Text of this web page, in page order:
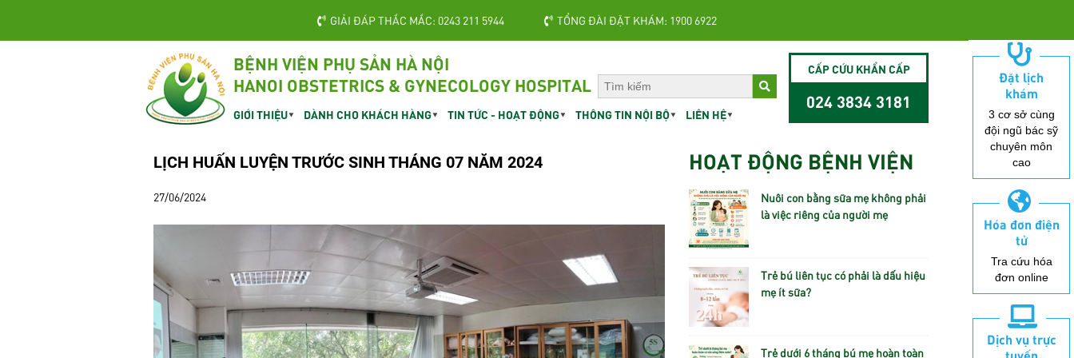
GIẢI ĐÁP THẮC MẮC: 0243 211 5944 TỔNG ĐÀI ĐẶT KHÁM: 1900 6922
BỆNH VIỆN PHỤ SẢN HÀ NỘI
HANOI OBSTETRICS & GYNECOLOGY HOSPITAL
GIỚI THIỆU DÀNH CHO KHÁCH HÀNG TIN TỨC - HOẠT ĐỘNG THÔNG TIN NỘI BỘ LIÊN HỆ
CẤP CỨU KHẨN CẤP
024 3834 3181
LỊCH HUẤN LUYỆN TRƯỚC SINH THÁNG 07 NĂM 2024
27/06/2024
HOẠT ĐỘNG BỆNH VIỆN
Nuôi con bằng sữa mẹ không phải
là việc riêng của người mẹ
Trẻ bú liên tục có phải là dấu hiệu
mẹ ít sữa?
Trẻ dưới 6 tháng bú mẹ hoàn toàn
Đặt lịch
khám
3 cơ sở cùng
đội ngũ bác sỹ
chuyên môn
cao
Hóa đơn điện
tử
Tra cứu hóa
đơn online
Dịch vụ trực
tuyến